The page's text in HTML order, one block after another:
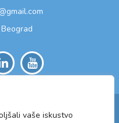
vaše iskustvo